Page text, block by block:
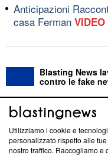
Anticipazioni
casa Ferman VIDEO
Blasting News
contro le fake
ABOUT LINEA
Questa sezione offre
Utilizziamo i cookie e
personalizzato rispetto alle
nostro traffico. Raccogliamo e